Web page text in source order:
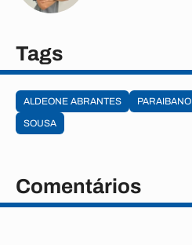
Tags
ALDEONE ABRANTES PARAIBANO
SOUSA
Comentários